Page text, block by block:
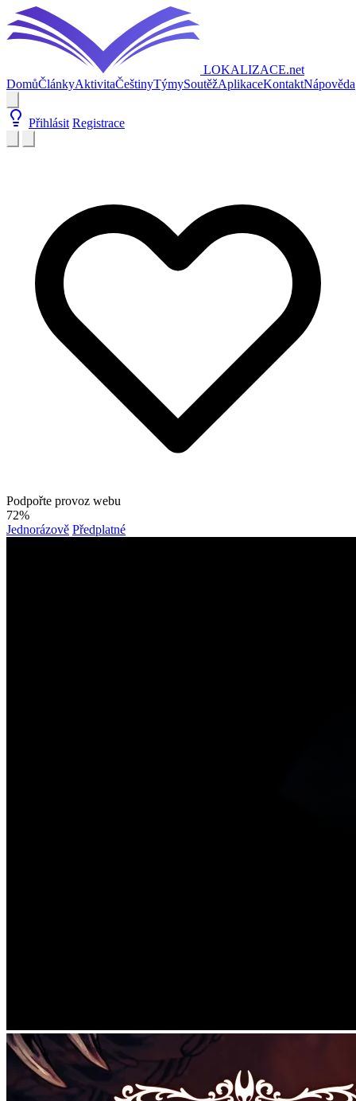
LOKALIZACE.net
DomůČlánkyAktivitaČeštinyTýmySoutěžAplikaceKontaktNápověda
Přihlásit Registrace
Podpořte provoz webu
72%
Jednorázově Předplatné